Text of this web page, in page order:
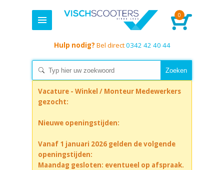
0
Hulp nodig? Bel direct0342 42 40 44
Vacature - Winkel / Monteur Medewerkers
gezocht:
Nieuwe openingstijden:
Vanaf 1 januari 2026 gelden de volgende
openingstijden:
Maandag gesloten: eventueel op afspraak.